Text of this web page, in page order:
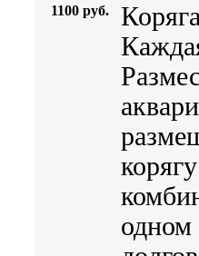
1100 руб.
одном